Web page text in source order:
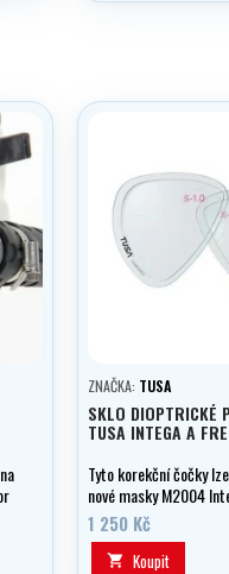
ZNAČKA: TUSA
SKLO DIOPTRICKÉ
TUSA INTEGA A
Tyto korekční čočky
nové masky M2004
masky M-211 Freedom
1 250 Kč
 Koupit